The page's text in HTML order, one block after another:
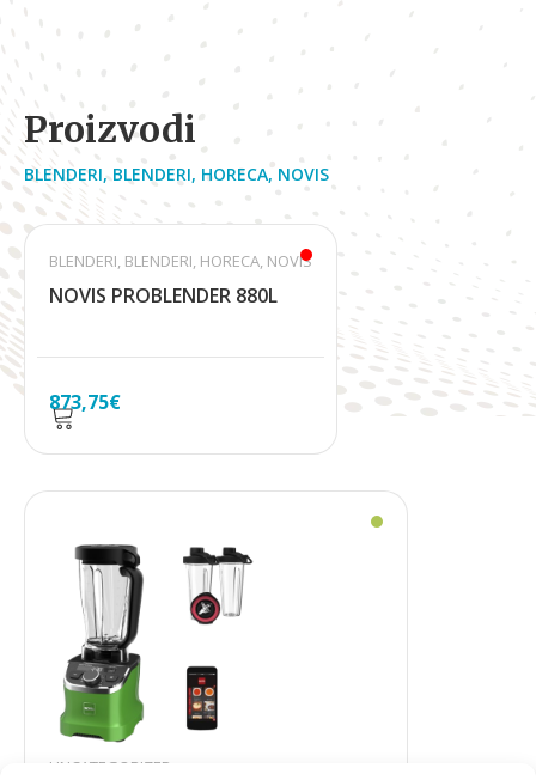
Proizvodi
BLENDERI, BLENDERI, HORECA, NOVIS
873,75€
BLENDERI, BLENDERI, HORECA, NOVIS
NOVIS PROBLENDER 880L
UNCATEGORIZED